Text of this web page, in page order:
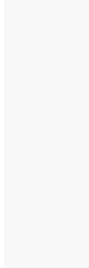
* Заверенный в
нотариусом,
банка, посольства,
** Если держатель
открытие банковского
оформления компании,
*** Для граждан РФ,
быть оформлен в
Консульство
прописки по
вышлем контакты
**** Если директор/
Гонконг на открытие
после оформления
оригиналы документов
регистрации компании
Обращаем Ваше
Гонконге,
Мы сможем передать
компании только